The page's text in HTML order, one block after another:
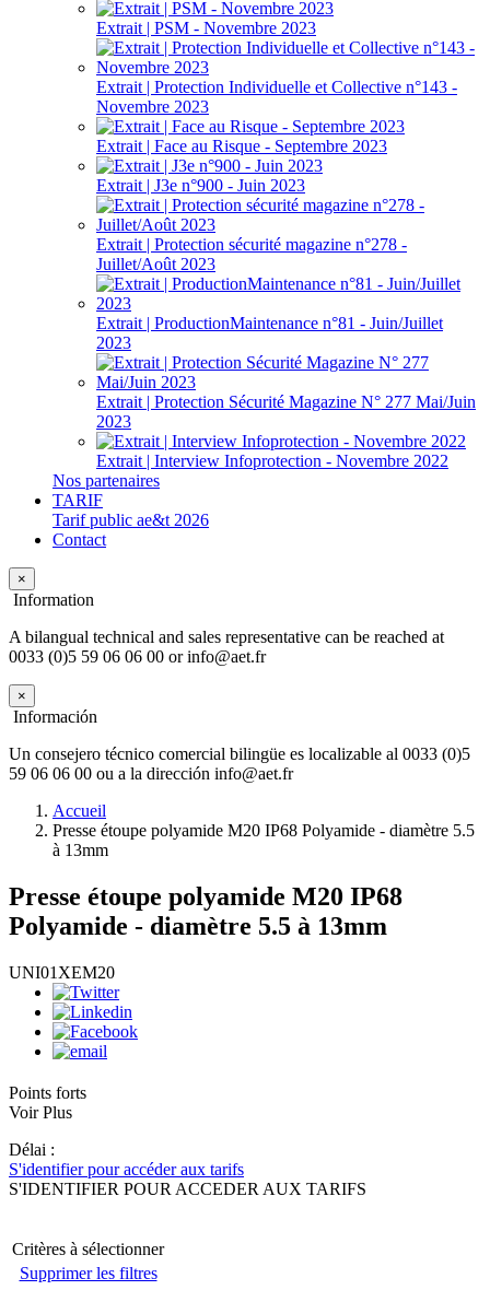
Extrait | PSM - Novembre 2023
Extrait | Protection Individuelle et Collective n°143 -
Novembre 2023
Extrait | Face au Risque - Septembre 2023
Extrait | J3e n°900 - Juin 2023
Extrait | Protection sécurité magazine n°278 -
Juillet/Août 2023
Extrait | ProductionMaintenance n°81 - Juin/Juillet
2023
Extrait | Protection Sécurité Magazine N° 277 Mai/Juin
2023
Extrait | Interview Infoprotection - Novembre 2022
Nos partenaires
TARIF
Tarif public ae&t 2026
Contact
×
Information
A bilangual technical and sales representative can be reached at
0033 (0)5 59 06 06 00 or info@aet.fr
×
Información
Un consejero técnico comercial bilingüe es localizable al 0033 (0)5
59 06 06 00 ou a la dirección info@aet.fr
Accueil
Presse étoupe polyamide M20 IP68 Polyamide - diamètre 5.5
à 13mm
Presse étoupe polyamide M20 IP68
Polyamide - diamètre 5.5 à 13mm
UNI01XEM20
Points forts
Voir Plus
Délai :
S'identifier pour accéder aux tarifs
S'IDENTIFIER POUR ACCEDER AUX TARIFS
Critères à sélectionner
Supprimer les filtres